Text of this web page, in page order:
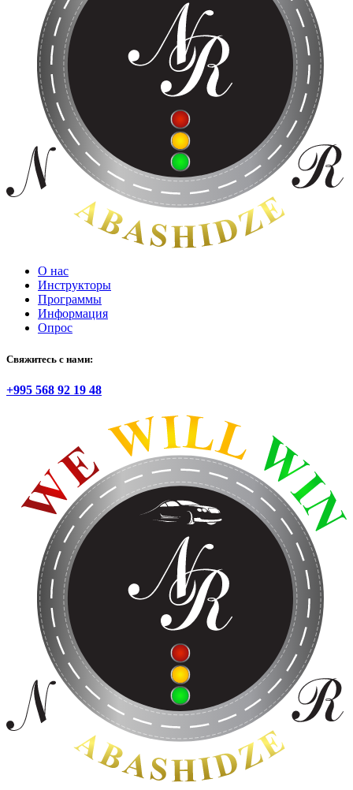
О нас
Инструкторы
Программы
Информация
Опрос
Свяжитесь с нами:
+995 568 92 19 48